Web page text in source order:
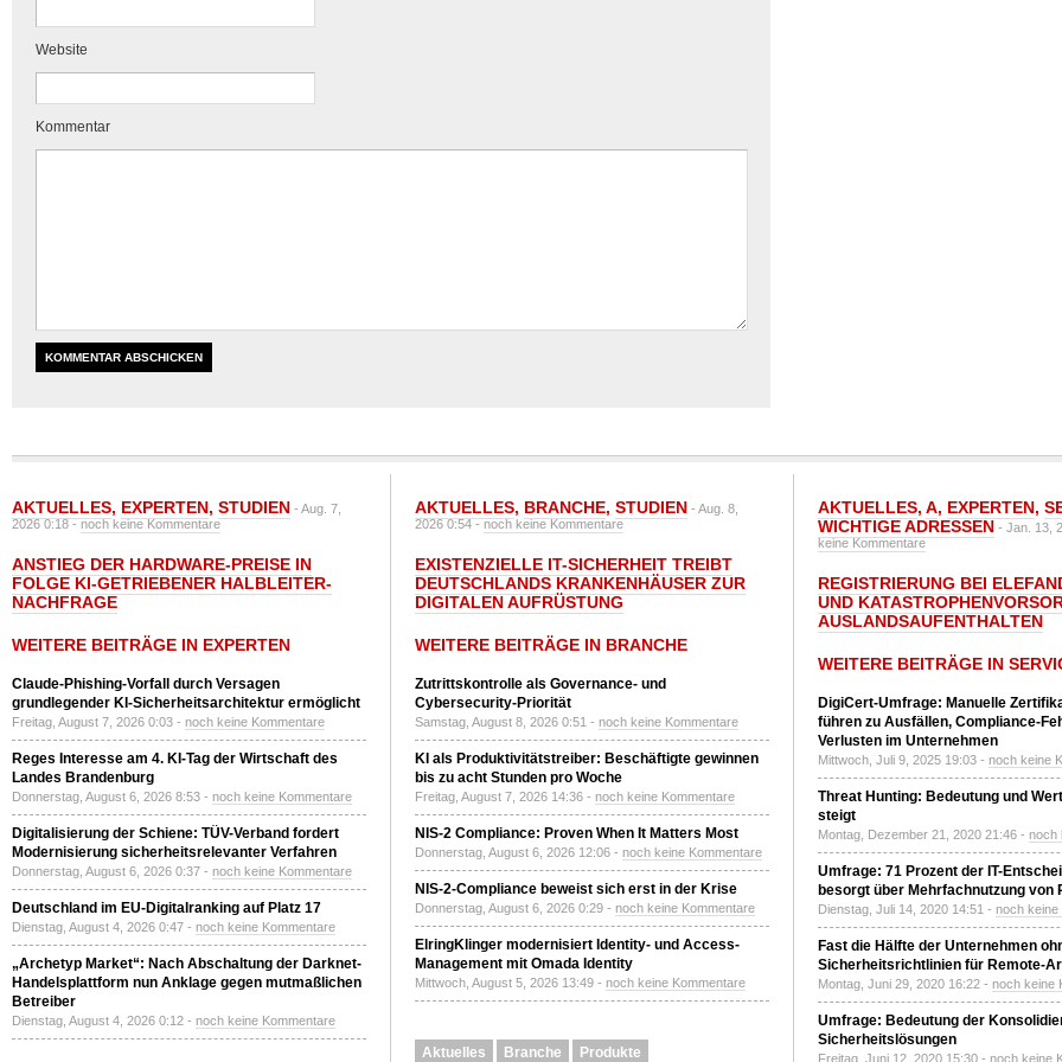
Website
Kommentar
AKTUELLES, EXPERTEN, STUDIEN - Aug. 7,
2026 0:18 -noch keine Kommentare
ANSTIEG DER HARDWARE-PREISE IN
FOLGE KI-GETRIEBENER HALBLEITER-
NACHFRAGE
WEITERE BEITRÄGE IN EXPERTEN
Claude-Phishing-Vorfall durch Versagen
grundlegender KI-Sicherheitsarchitektur ermöglicht
Freitag, August 7, 2026 0:03 - noch keine Kommentare
Reges Interesse am 4. KI-Tag der Wirtschaft des
Landes Brandenburg
Donnerstag, August 6, 2026 8:53 - noch keine Kommentare
Digitalisierung der Schiene: TÜV-Verband fordert
Modernisierung sicherheitsrelevanter Verfahren
Donnerstag, August 6, 2026 0:37 - noch keine Kommentare
Deutschland im EU-Digitalranking auf Platz 17
Dienstag, August 4, 2026 0:47 - noch keine Kommentare
„Archetyp Market“: Nach Abschaltung der Darknet-
Handelsplattform nun Anklage gegen mutmaßlichen
Betreiber
Dienstag, August 4, 2026 0:12 - noch keine Kommentare
AKTUELLES, BRANCHE, STUDIEN - Aug. 8,
2026 0:54 -noch keine Kommentare
EXISTENZIELLE IT-SICHERHEIT TREIBT
DEUTSCHLANDS KRANKENHÄUSER ZUR
DIGITALEN AUFRÜSTUNG
WEITERE BEITRÄGE IN BRANCHE
Zutrittskontrolle als Governance- und
Cybersecurity-Priorität
Samstag, August 8, 2026 0:51 - noch keine Kommentare
KI als Produktivitätstreiber: Beschäftigte gewinnen
bis zu acht Stunden pro Woche
Freitag, August 7, 2026 14:36 - noch keine Kommentare
NIS-2 Compliance: Proven When It Matters Most
Donnerstag, August 6, 2026 12:06 - noch keine Kommentare
NIS-2-Compliance beweist sich erst in der Krise
Donnerstag, August 6, 2026 0:29 - noch keine Kommentare
ElringKlinger modernisiert Identity- und Access-
Management mit Omada Identity
Mittwoch, August 5, 2026 13:49 - noch keine Kommentare
Aktuelles Branche Produkte
AKTUELLES, A, EXPERTEN,
WICHTIGE ADRESSEN - Jan. 13,
keine Kommentare
REGISTRIERUNG BEI
UND
AUSLANDSAUFENTHALTEN
WEITERE BEITRÄGE IN
DigiCert-Umfrage: Manuelle
führen zu Ausfällen, Compliance-
Verlusten im Unternehmen
Mittwoch, Juli 9, 2025 19:03 - noch keine
Threat Hunting: Bedeutung und
steigt
Montag, Dezember 21, 2020 21:46 - noch
Umfrage: 71 Prozent der IT-
besorgt über Mehrfachnutzung von
Dienstag, Juli 14, 2020 14:51 - noch keine
Fast die Hälfte der Unternehmen
Sicherheitsrichtlinien für Remote-
Montag, Juni 29, 2020 16:22 - noch keine
Umfrage: Bedeutung der
Sicherheitslösungen
Freitag, Juni 12, 2020 15:30 - noch keine